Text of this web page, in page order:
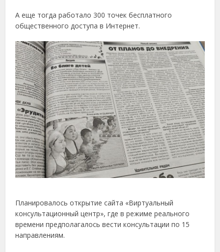
А еще тогда работало 300 точек бесплатного
общественного доступа в Интернет.
Планировалось открытие сайта «Виртуальный
консультационный центр», где в режиме реального
времени предполагалось вести консультации по 15
направлениям.